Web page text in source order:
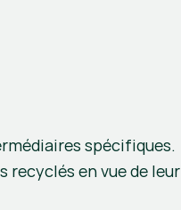
spécifiques.
en vue de leur